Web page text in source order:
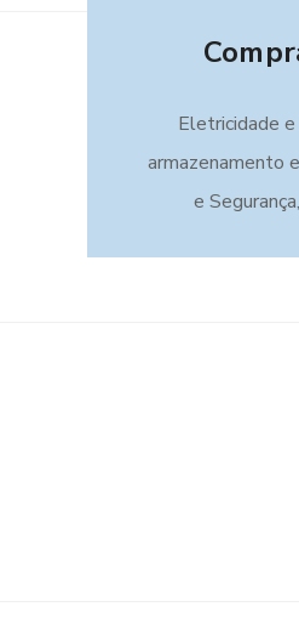
Eletricidade
armazenamento
e